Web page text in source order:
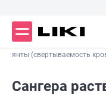
(свертываемость
Сангера